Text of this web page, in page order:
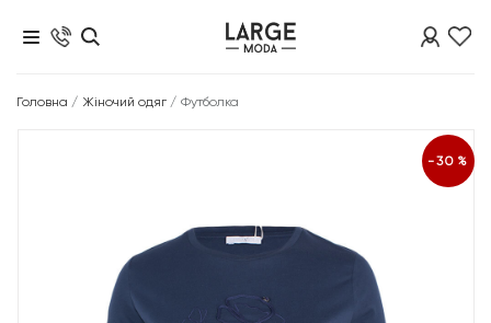
Головна / Жіночий одяг / Футболка
-30%